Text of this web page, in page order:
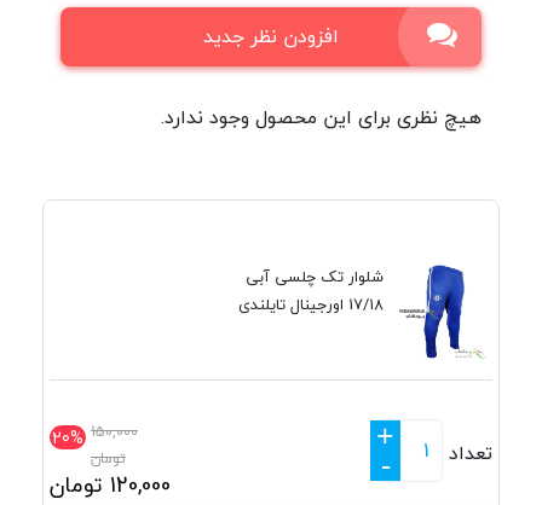
افزودن نظر جدید
هیچ نظری برای این محصول وجود ندارد.
شلوار تک چلسی آبی
17/18 اورجینال تایلندی
20% 150,000
تومان
120,000 تومان
تعداد
+
-